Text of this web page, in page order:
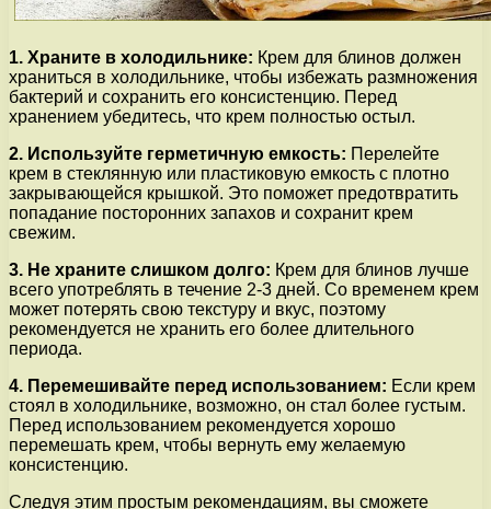
1. Храните в холодильнике: Крем для блинов должен
храниться в холодильнике, чтобы избежать размножения
бактерий и сохранить его консистенцию. Перед
хранением убедитесь, что крем полностью остыл.
2. Используйте герметичную емкость: Перелейте
крем в стеклянную или пластиковую емкость с плотно
закрывающейся крышкой. Это поможет предотвратить
попадание посторонних запахов и сохранит крем
свежим.
3. Не храните слишком долго: Крем для блинов лучше
всего употреблять в течение 2-3 дней. Со временем крем
может потерять свою текстуру и вкус, поэтому
рекомендуется не хранить его более длительного
периода.
4. Перемешивайте перед использованием: Если крем
стоял в холодильнике, возможно, он стал более густым.
Перед использованием рекомендуется хорошо
перемешать крем, чтобы вернуть ему желаемую
консистенцию.
Следуя этим простым рекомендациям, вы сможете